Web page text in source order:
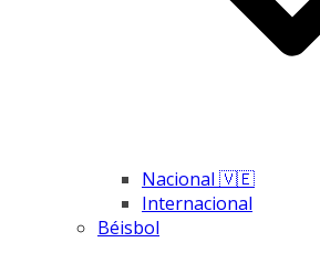
Nacional 🇻🇪
Internacional
Béisbol